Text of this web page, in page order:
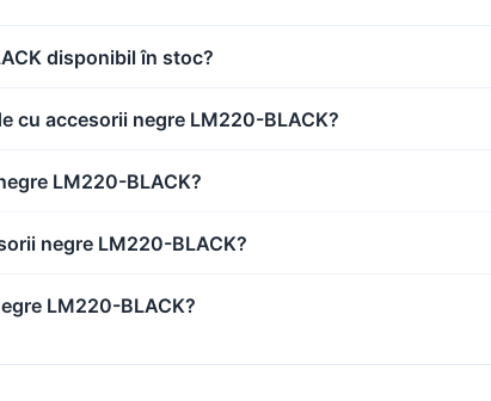
disponibil în stoc?
cu accesorii negre LM220-BLACK?
LM220-BLACK?
negre LM220-BLACK?
LM220-BLACK?